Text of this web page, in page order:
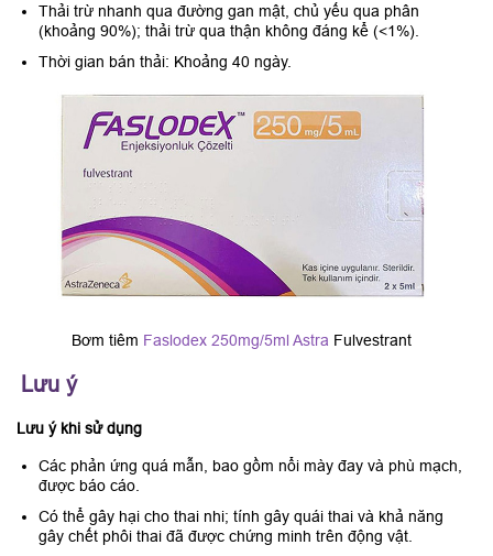
Thải trừ nhanh qua đường gan mật, chủ yếu qua phân
(khoảng 90%); thải trừ qua thận không đáng kể (<1%).
Thời gian bán thải: Khoảng 40 ngày.
Bơm tiêm Faslodex 250mg/5ml Astra Fulvestrant
Lưu ý
Lưu ý khi sử dụng
Các phản ứng quá mẫn, bao gồm nổi mày đay và phù mạch,
được báo cáo.
Có thể gây hại cho thai nhi; tính gây quái thai và khả năng
gây chết phôi thai đã được chứng minh trên động vật.